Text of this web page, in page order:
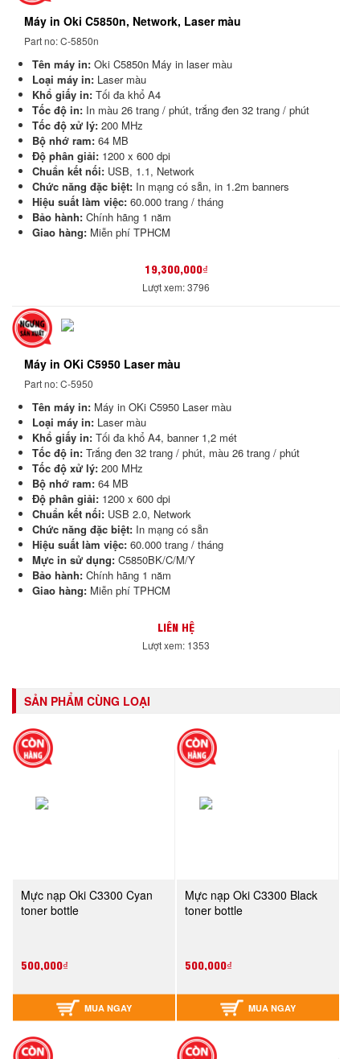
Máy in Oki C5850n, Network, Laser màu
Part no: C-5850n
Tên máy in: Oki C5850n Máy in laser màu
Loại máy in: Laser màu
Khổ giấy in: Tối đa khổ A4
Tốc độ in: In màu 26 trang / phút, trắng đen 32 trang / phút
Tốc độ xử lý: 200 MHz
Bộ nhớ ram: 64 MB
Độ phân giải: 1200 x 600 dpi
Chuẩn kết nối: USB, 1.1, Network
Chức năng đặc biệt: In mạng có sẵn, in 1.2m banners
Hiệu suất làm việc: 60.000 trang / tháng
Bảo hành: Chính hãng 1 năm
Giao hàng: Miễn phí TPHCM
19,300,000₫
Lượt xem: 3796
Máy in OKi C5950 Laser màu
Part no: C-5950
Tên máy in: Máy in OKi C5950 Laser màu
Loại máy in: Laser màu
Khổ giấy in: Tối đa khổ A4, banner 1,2 mét
Tốc độ in: Trắng đen 32 trang / phút, màu 26 trang / phút
Tốc độ xử lý: 200 MHz
Bộ nhớ ram: 64 MB
Độ phân giải: 1200 x 600 dpi
Chuẩn kết nối: USB 2.0, Network
Chức năng đặc biệt: In mạng có sẵn
Hiệu suất làm việc: 60.000 trang / tháng
Mực in sử dụng: C5850BK/C/M/Y
Bảo hành: Chính hãng 1 năm
Giao hàng: Miễn phí TPHCM
LIÊN HỆ
Lượt xem: 1353
SẢN PHẨM CÙNG LOẠI
Mực nạp Oki C3300 Cyan
toner bottle
500,000₫
MUA NGAY
Mực nạp Oki C3300 Black
toner bottle
500,000₫
MUA NGAY